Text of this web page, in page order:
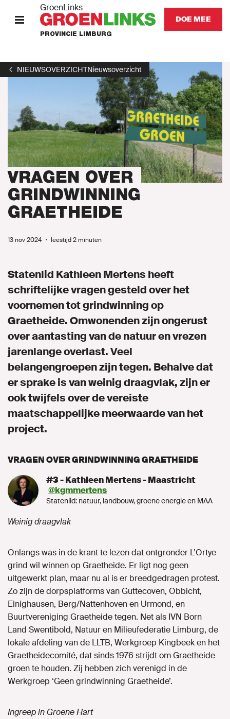
GroenLinks
PROVINCIE LIMBURG
DOE MEE
NIEUWSOVERZICHTNieuwsoverzicht
VRAGEN OVER
GRINDWINNING
GRAETHEIDE
13 nov 2024 ・ leestijd 2 minuten
Statenlid Kathleen Mertens heeft
schriftelijke vragen gesteld over het
voornemen tot grindwinning op
Graetheide. Omwonenden zijn ongerust
over aantasting van de natuur en vrezen
jarenlange overlast. Veel
belangengroepen zijn tegen. Behalve dat
er sprake is van weinig draagvlak, zijn er
ook twijfels over de vereiste
maatschappelijke meerwaarde van het
project.
VRAGEN OVER GRINDWINNING GRAETHEIDE
#3 - Kathleen Mertens - Maastricht
@kgmmertens
Statenlid: natuur, landbouw, groene energie en MAA
Weinig draagvlak
Onlangs was in de krant te lezen dat ontgronder L’Ortye
grind wil winnen op Graetheide. Er ligt nog geen
uitgewerkt plan, maar nu al is er breedgedragen protest.
Zo zijn de dorpsplatforms van Guttecoven, Obbicht,
Einighausen, Berg/Nattenhoven en Urmond, en
Buurtvereniging Graetheide tegen. Net als IVN Born
Land Swentibold, Natuur en Milieufederatie Limburg, de
lokale afdeling van de LLTB, Werkgroep Kingbeek en het
Graetheidecomité, dat sinds 1976 strijdt om Graetheide
groen te houden. Zij hebben zich verenigd in de
Werkgroep ‘Geen grindwinning Graetheide’.
Ingreep in Groene Hart
HOME
STANDPUNTEN
KOM IN ACTIE
Onze mensen
Onze afdeling
Nieuws
MIJN GROENLINKS